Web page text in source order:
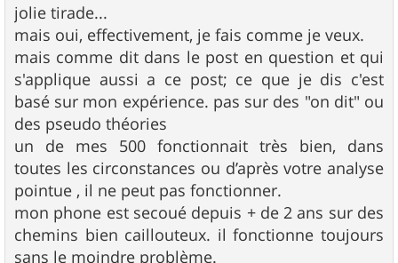
s
s
a
g
e
jolie tirade...
mais oui, effectivement, je fais comme je veux.
mais comme dit dans le post en question et qui
s'applique aussi a ce post; ce que je dis c'est
basé sur mon expérience. pas sur des "on dit" ou
des pseudo théories
un de mes 500 fonctionnait très bien, dans
toutes les circonstances ou d’après votre analyse
pointue , il ne peut pas fonctionner.
mon phone est secoué depuis + de 2 ans sur des
chemins bien caillouteux. il fonctionne toujours
sans le moindre problème.